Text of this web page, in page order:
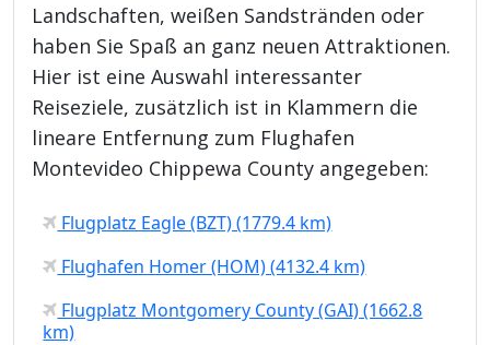
Landschaften, weißen Sandstränden oder
haben Sie Spaß an ganz neuen Attraktionen.
Hier ist eine Auswahl interessanter
Reiseziele, zusätzlich ist in Klammern die
lineare Entfernung zum Flughafen
Montevideo Chippewa County angegeben:
Flugplatz Eagle (BZT) (1779.4 km)
Flughafen Homer (HOM) (4132.4 km)
Flugplatz Montgomery County (GAI) (1662.8
km)